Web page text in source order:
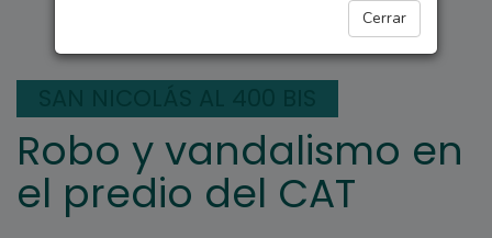
Cerrar
Robo y vandalismo en
el predio del CAT